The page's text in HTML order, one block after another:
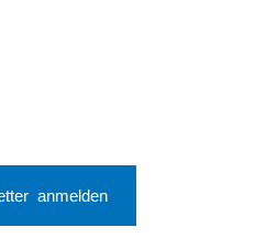
anmelden